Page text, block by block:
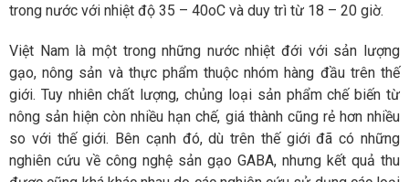
trong nước với nhiệt độ 35 – 40oC và duy trì từ 18 – 20 giờ.
Việt Nam là một trong những nước nhiệt đới với sản lượng
gạo, nông sản và thực phẩm thuộc nhóm hàng đầu trên thế
giới. Tuy nhiên chất lượng, chủng loại sản phẩm chế biến từ
nông sản hiện còn nhiều hạn chế, giá thành cũng rẻ hơn nhiều
so với thế giới. Bên cạnh đó, dù trên thế giới đã có những
nghiên cứu về công nghệ sản gạo GABA, nhưng kết quả thu